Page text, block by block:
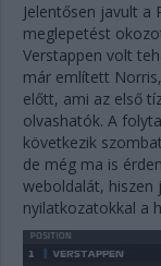
Jelentősen javult a
meglepetést
Verstappen volt
már említett
előtt, ami az első
olvashatók. A
következik
de még ma is
weboldalát, hiszen
nyilatkozatokkal a